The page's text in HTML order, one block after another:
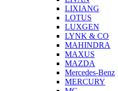
LIXIANG
LOTUS
LUXGEN
LYNK & CO
MAHINDRA
MAXUS
MAZDA
Mercedes-Benz
MERCURY